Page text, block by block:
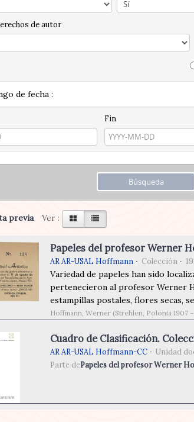
de autor
de fecha :
Fin
previa Ver :
Papeles del profesor Werner
AR AR-USAL Hoffmann Colección
Variedad de papeles han sido
pertenecieron al profesor Werner
estampillas postales, flores secas,
Hoffmann, Werner (Strehlen, Polonia 1907
Cuadro de Clasificación.
AR AR-USAL Hoffmann-CC Unidad
Parte dePapeles del profesor Werner